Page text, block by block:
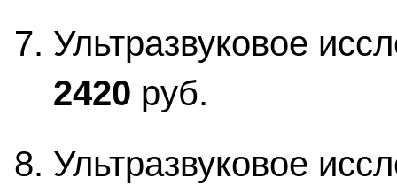
Ультразвуковое
2420 руб.
Ультразвуковое